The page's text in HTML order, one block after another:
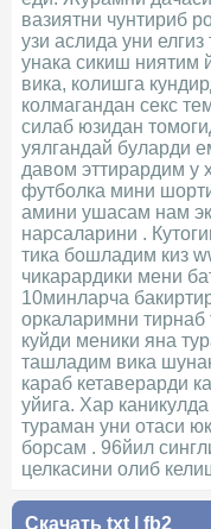
вазиятни чунтириб
узи аслида уни
унака сикиш ниятим
вика, колишга
колмагандан секс
силаб юзидан
уялгандай буларди
давом эттирардим у
футболка мини
амини ушасам нам
нарсаларини .
тика бошладим киз
чикарардики мени
10минларча
оркаларимни тирнаб
куйди меники яна
ташладим вика
караб кетаверарди
уйига. Хар
тураман уни отаси
борсам . 96йил
целкасини олиб
Скачать txt fb2